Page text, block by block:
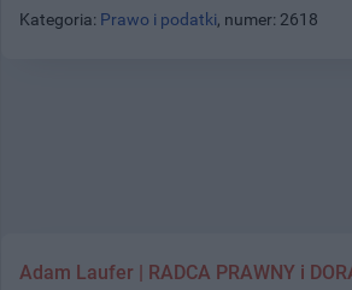
Kategoria: Prawo i podatki, numer: 2618
Adam Laufer | RADCA PRAWNY i